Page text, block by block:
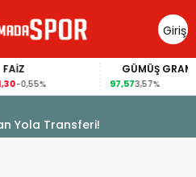
Giriş
Yap
GÜMÜŞ GRAM
3,57%
Yola Transferi!